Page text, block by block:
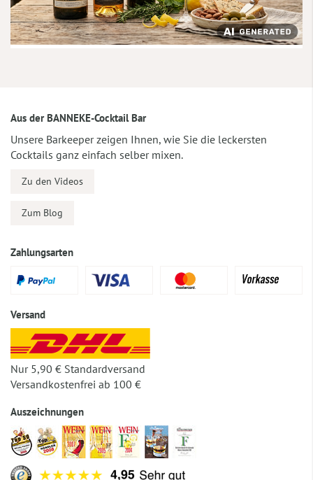
Aus der BANNEKE-Cocktail Bar
Unsere Barkeeper zeigen Ihnen, wie Sie die leckersten
Cocktails ganz einfach selber mixen.
Zu den Videos
Zum Blog
Zahlungsarten
Versand
Nur 5,90 € Standardversand
Versandkostenfrei ab 100 €
Auszeichnungen